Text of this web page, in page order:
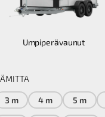
Umpiperävaunut
3 m 4 m 5 m